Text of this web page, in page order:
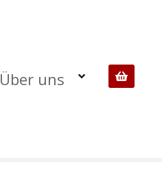
Über uns